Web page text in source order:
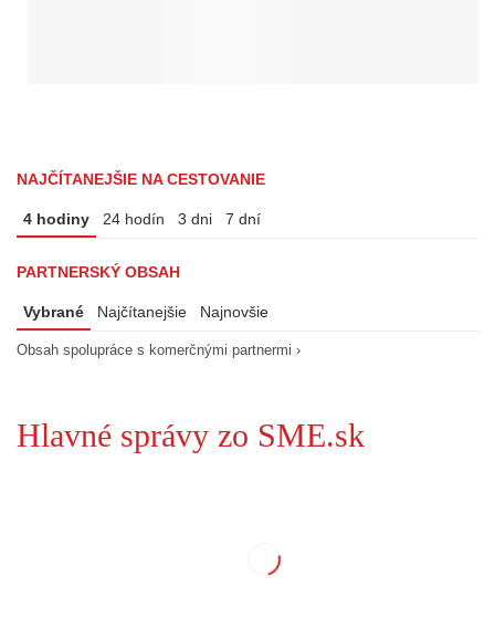
NAJČÍTANEJŠIE NA CESTOVANIE
4 hodiny 24 hodín 3 dni 7 dní
PARTNERSKÝ OBSAH
Vybrané Najčítanejšie Najnovšie
Obsah spolupráce s komerčnými partnermi ›
Hlavné správy zo SME.sk